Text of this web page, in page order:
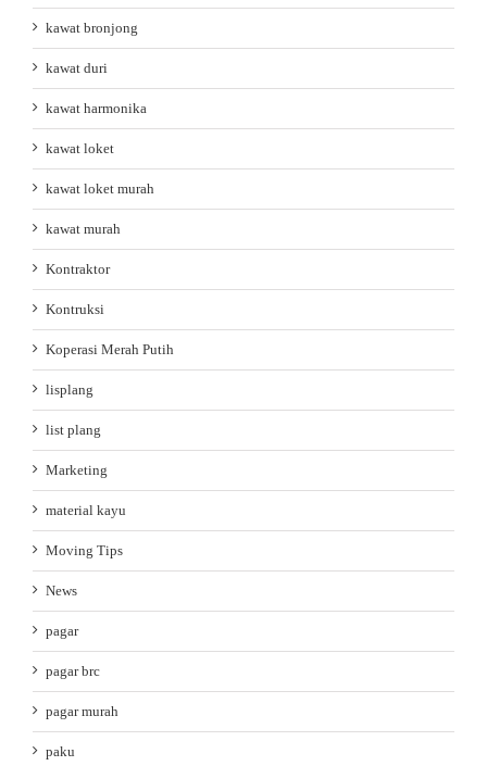
kawat bronjong
kawat duri
kawat harmonika
kawat loket
kawat loket murah
kawat murah
Kontraktor
Kontruksi
Koperasi Merah Putih
lisplang
list plang
Marketing
material kayu
Moving Tips
News
pagar
pagar brc
pagar murah
paku